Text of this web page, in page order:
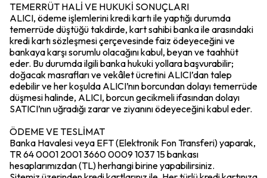
TEMERRÜT HALİ VE HUKUKİ SONUÇLARI
ALICI, ödeme işlemlerini kredi kartı ile yaptığı durumda
temerrüde düştüğü takdirde, kart sahibi banka ile arasındaki
kredi kartı sözleşmesi çerçevesinde faiz ödeyeceğini ve
bankaya karşı sorumlu olacağını kabul, beyan ve taahhüt
eder. Bu durumda ilgili banka hukuki yollara başvurabilir;
doğacak masrafları ve vekâlet ücretini ALICI’dan talep
edebilir ve her koşulda ALICI’nın borcundan dolayı temerrüde
düşmesi halinde, ALICI, borcun gecikmeli ifasından dolayı
SATICI’nın uğradığı zarar ve ziyanını ödeyeceğini kabul eder.
ÖDEME VE TESLİMAT
Banka Havalesi veya EFT (Elektronik Fon Transferi) yaparak,
TR 64 0001 2001 3660 0009 1037 15 bankası
hesaplarımızdan (TL) herhangi birine yapabilirsiniz.